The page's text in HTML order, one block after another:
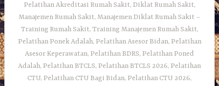
Pelatihan Akreditasi Rumah Sakit, Diklat Rumah Sakit,
Manajemen Rumah Sakit, Manajemen Diklat Rumah Sakit –
Training Rumah Sakit, Training Manajemen Rumah Sakit,
Pelatihan Ponek Adalah, Pelatihan Asesor Bidan, Pelatihan
Asesor Keperawatan, Pelatihan BDRS, Pelatihan Poned
Adalah, Pelatihan BTCLS, Pelatihan BTCLS 2026, Pelatihan
CTU, Pelatihan CTU Bagi Bidan, Pelatihan CTU 2026,